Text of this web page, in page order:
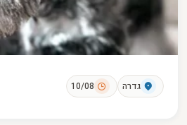
גדרה 10/08